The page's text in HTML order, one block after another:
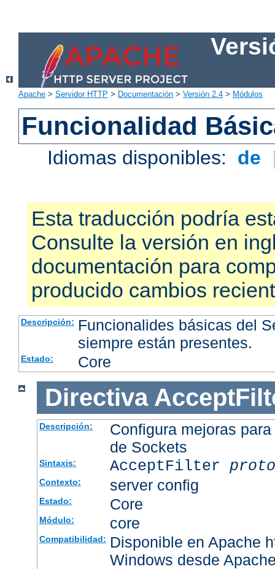
Apache > Servidor HTTP > Documentación > Versión 2.4 > Módulos
Funcionalidad
Idiomas disponibles: de
Esta traducción podría
Consulte la versión en
documentación para
producido cambios
Descripción: Funcionalides básicas del
siempre están presentes.
Estado: Core
Directiva
Descripción:
Configura mejoras
de Sockets
Sintaxis: AcceptFilter
Contexto: server config
Estado: Core
Módulo: core
Compatibilidad: Disponible en Apache
Windows desde